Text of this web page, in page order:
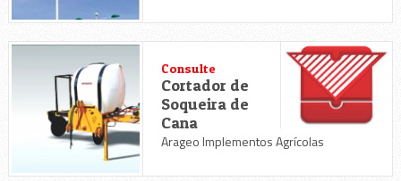
Consulte
Cortador de
Soqueira de
Cana
Arageo Implementos Agrícolas